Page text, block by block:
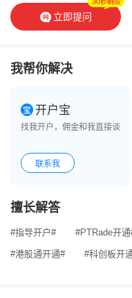
立即提问
我帮你解决
开户宝
找我开户，佣金和我直接谈
联系我
擅长解答
#指导开户# #PTRade开
#港股通开通# #科创板开